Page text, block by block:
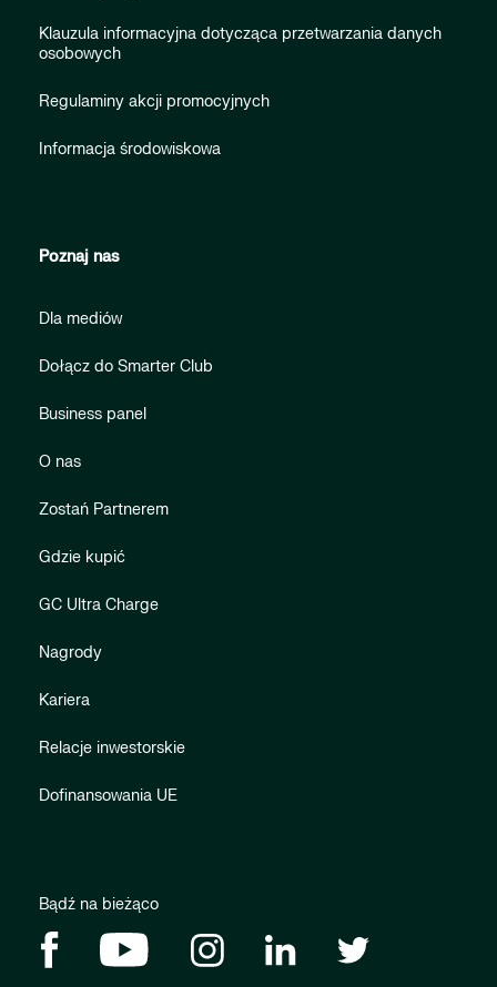
Klauzula informacyjna dotycząca przetwarzania danych
osobowych
Regulaminy akcji promocyjnych
Informacja środowiskowa
Poznaj nas
Dla mediów
Dołącz do Smarter Club
Business panel
O nas
Zostań Partnerem
Gdzie kupić
GC Ultra Charge
Nagrody
Kariera
Relacje inwestorskie
Dofinansowania UE
Bądź na bieżąco